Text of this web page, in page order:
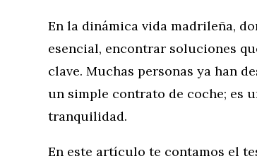
En la dinámica vida madrileña,
esencial, encontrar soluciones
clave. Muchas personas ya han
un simple contrato de coche; es
tranquilidad.
En este artículo te contamos el